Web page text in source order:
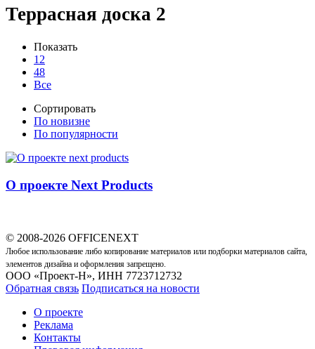
Террасная доска 2
Показать
12
48
Все
Сортировать
По новизне
По популярности
О проекте Next Products
© 2008-2026 OFFICENEXT
Любое использование либо копирование материалов или подборки материалов сайта,
элементов дизайна и оформления запрещено.
ООО «Проект-Н», ИНН 7723712732
Обратная связь Подписаться на новости
О проекте
Реклама
Контакты